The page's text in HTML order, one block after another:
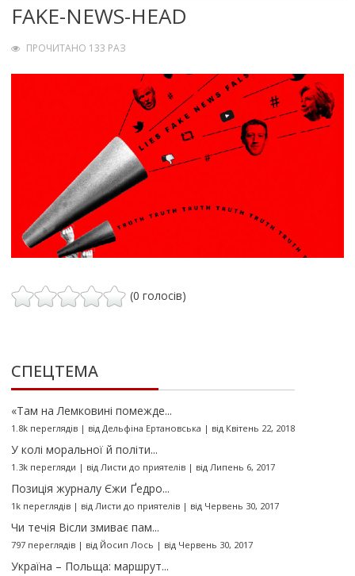
FAKE-NEWS-HEAD
ПРОЧИТАНО 133 РАЗ
(0 голосів)
СПЕЦТЕМА
«Там на Лемковині помежде...
1.8k переглядів| від Дельфіна Ертановська | від Квітень 22, 2018
У колі моральної й політи...
1.3k перегляди | від Листи до приятелів| від Липень 6, 2017
Позиція журналу Єжи Ґедро...
1k переглядів| від Листи до приятелів| від Червень 30, 2017
Чи течія Вісли змиває пам...
797 переглядів| від Йосип Лось | від Червень 30, 2017
Україна – Польща: маршрут...